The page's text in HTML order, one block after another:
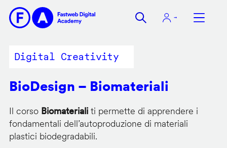
contenuto
Digital Creativity
BioDesign – Biomateriali
Il corso Biomaterialiti permette di apprendere i
fondamentali dell’autoproduzione di materiali
plastici biodegradabili.